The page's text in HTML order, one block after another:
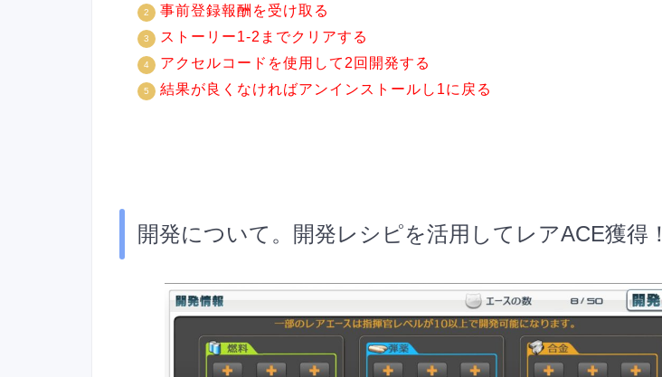
事前登録報酬を受け取る
ストーリー1-2までクリアする
アクセルコードを使用して2回開発する
結果が良くなければアンインストールし1に戻る
開発について。開発レシピを活用してレアACE獲得！